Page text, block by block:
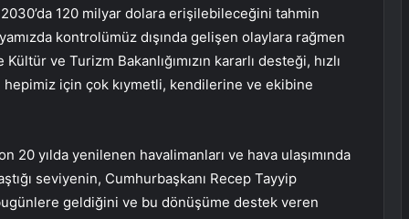
120 milyar dolara erişilebileceğini tahmin
kontrolümüz dışında gelişen olaylara rağmen
ve Turizm Bakanlığımızın kararlı desteği, hızlı
için çok kıymetli, kendilerine ve ekibine
20 yılda yenilenen havalimanları ve hava ulaşımında
seviyenin, Cumhurbaşkanı Recep Tayyip
geldiğini ve bu dönüşüme destek veren